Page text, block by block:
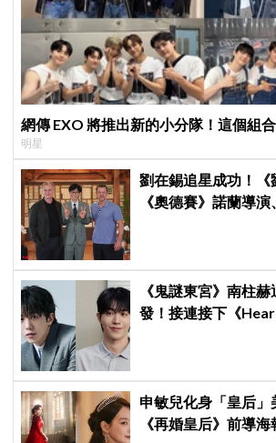
網傳 EXO 將推出新的小分隊！這個組
明星
劉在錫追星成功！
《奧德賽》諾蘭導
《鬼謎東宮》南柱
發！接連接下《
申敏兒化身「皇后
《再婚皇后》前導